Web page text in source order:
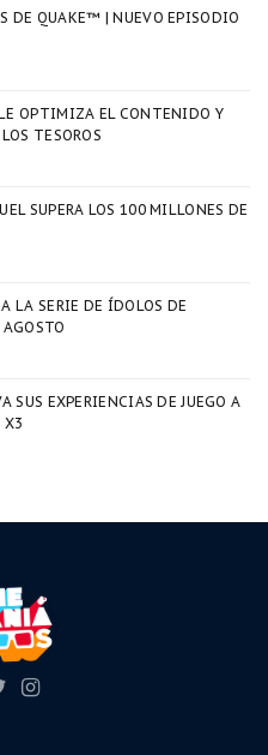
DE QUAKE™ | NUEVO EPISODIO
OPTIMIZA EL CONTENIDO Y
TESOROS
SUPERA LOS 100 MILLONES DE
LA SERIE DE ÍDOLOS DE
SUS EXPERIENCIAS DE JUEGO A
X3